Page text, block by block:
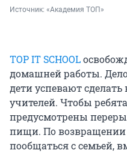
Источник: «Академия ТОП»
TOP IT SCHOOL
домашней работы.
дети успевают
учителей. Чтобы
предусмотрены
пищи. По возвращении
пообщаться с семьей,